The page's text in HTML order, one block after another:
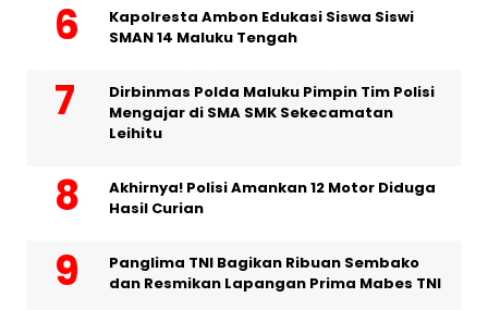
Kapolresta Ambon Edukasi Siswa Siswi
SMAN 14 Maluku Tengah
Dirbinmas Polda Maluku Pimpin Tim Polisi
Mengajar di SMA SMK Sekecamatan
Leihitu
Akhirnya! Polisi Amankan 12 Motor Diduga
Hasil Curian
Panglima TNI Bagikan Ribuan Sembako
dan Resmikan Lapangan Prima Mabes TNI